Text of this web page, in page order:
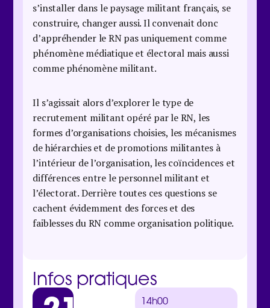
s’installer dans le paysage militant français, se
construire, changer aussi. Il convenait donc
d’appréhender le RN pas uniquement comme
phénomène médiatique et électoral mais aussi
comme phénomène militant.
Il s’agissait alors d’explorer le type de
recrutement militant opéré par le RN, les
formes d’organisations choisies, les mécanismes
de hiérarchies et de promotions militantes à
l’intérieur de l’organisation, les coïncidences et
différences entre le personnel militant et
l’électorat. Derrière toutes ces questions se
cachent évidemment des forces et des
faiblesses du RN comme organisation politique.
Infos pratiques
14h00